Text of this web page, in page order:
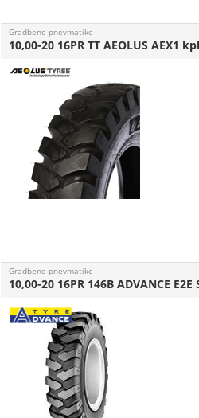
Gradbene pnevmatike
10,00-20 16PR TT AEOLUS AEX1
Gradbene pnevmatike
10,00-20 16PR 146B ADVANCE E2E